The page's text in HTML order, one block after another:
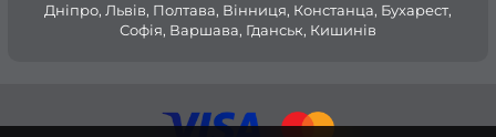
Дніпро, Львів, Полтава, Вінниця, Констанца, Бухарест,
Софія, Варшава, Гданськ, Кишинів